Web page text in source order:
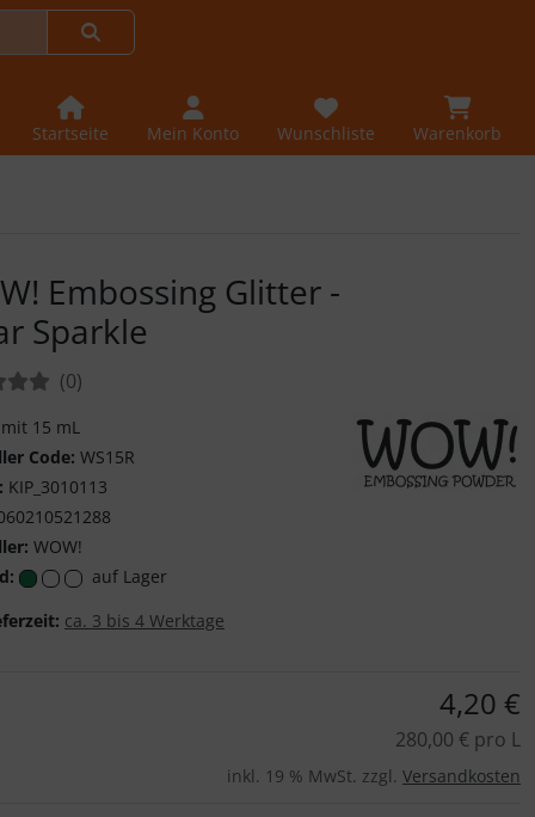
Startseite Mein Konto Wunschliste Warenkorb
Embossing Glitter -
Sparkle
(0Bewertungen
)
15 mL
Code: WS15R
KIP_3010113
WOW!
auf Lager
ca. 3 bis 4 Werktage
4,20 €
280,00 € pro L
inkl. 19 % MwSt. zzgl. Versandkosten